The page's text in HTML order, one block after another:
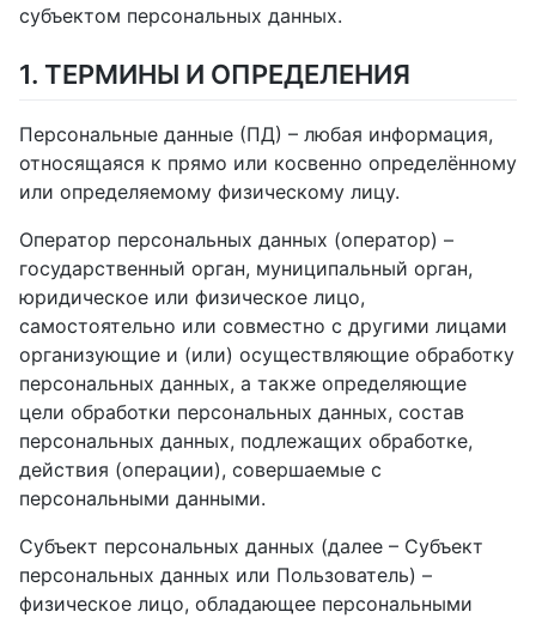
субъектом персональных данных.
1. ТЕРМИНЫ И ОПРЕДЕЛЕНИЯ
Персональные данные (ПД) – любая информация,
относящаяся к прямо или косвенно определённому
или определяемому физическому лицу.
Оператор персональных данных (оператор) –
государственный орган, муниципальный орган,
юридическое или физическое лицо,
самостоятельно или совместно с другими лицами
организующие и (или) осуществляющие обработку
персональных данных, а также определяющие
цели обработки персональных данных, состав
персональных данных, подлежащих обработке,
действия (операции), совершаемые с
персональными данными.
Субъект персональных данных (далее – Субъект
персональных данных или Пользователь) –
физическое лицо, обладающее персональными